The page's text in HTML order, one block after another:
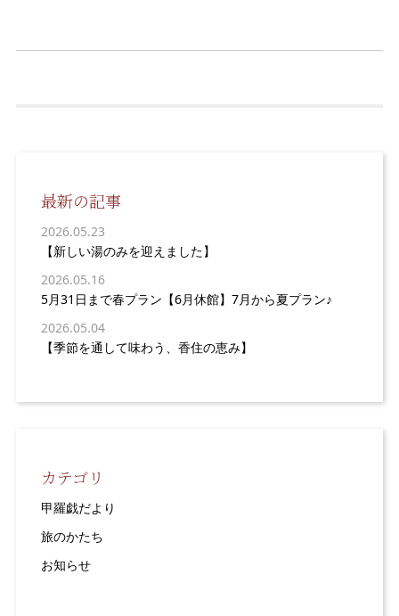
最新の記事
2026.05.23
【新しい湯のみを迎えました】
2026.05.16
5月31日まで春プラン【6月休館】7月から夏プラン♪
2026.05.04
【季節を通して味わう、香住の恵み】
カテゴリ
甲羅戯だより
旅のかたち
お知らせ